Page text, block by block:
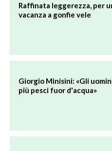
Raffinata leggerezza, per
vacanza a gonfie vele
Giorgio Minisini: «Gli
più pesci fuor d'acqua»